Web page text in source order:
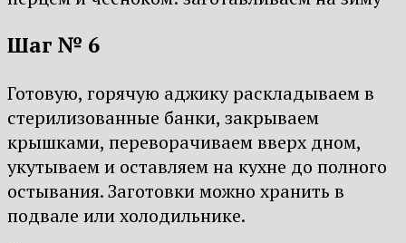
Шаг № 6
Готовую, горячую аджику раскладываем в
стерилизованные банки, закрываем
крышками, переворачиваем вверх дном,
укутываем и оставляем на кухне до полного
остывания. Заготовки можно хранить в
подвале или холодильнике.